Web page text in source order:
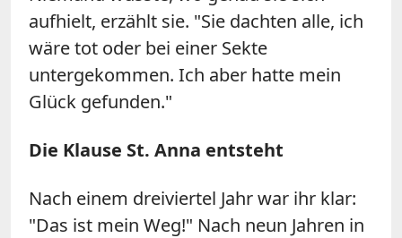
aufhielt, erzählt sie. "Sie dachten alle, ich
wäre tot oder bei einer Sekte
untergekommen. Ich aber hatte mein
Glück gefunden."
Die Klause St. Anna entsteht
Nach einem dreiviertel Jahr war ihr klar:
"Das ist mein Weg!" Nach neun Jahren in